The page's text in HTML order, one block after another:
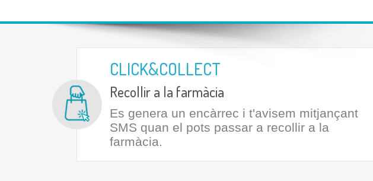
CLICK&COLLECT
Recollir a la farmàcia
Es genera un encàrrec i t'avisem mitjançant
SMS quan el pots passar a recollir a la
farmàcia.